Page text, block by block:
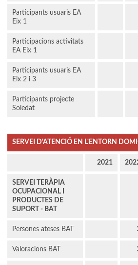
Participants usuaris EA
Eix 1
Participacions activitats
EA Eix 1
Participants usuaris EA
Eix 2 i 3
Participants projecte
Soledat
SERVEI D'ATENCIÓ EN L'ENTORN
2021
SERVEI TERÀPIA
OCUPACIONAL I
PRODUCTES DE
SUPORT - BAT
Persones ateses BAT
Valoracions BAT